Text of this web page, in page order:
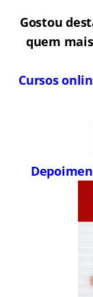
Gostou
quem
Cursos